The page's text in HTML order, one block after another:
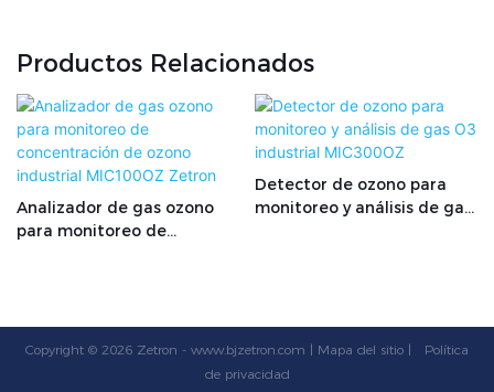
Productos Relacionados
Analizador de gas ozono
para monitoreo de
Detector de ozono para
monitoreo y análisis de gas
Copyright © 2026 Zetron - www.bjzetron.com | Mapa del sitio |
Política
de privacidad